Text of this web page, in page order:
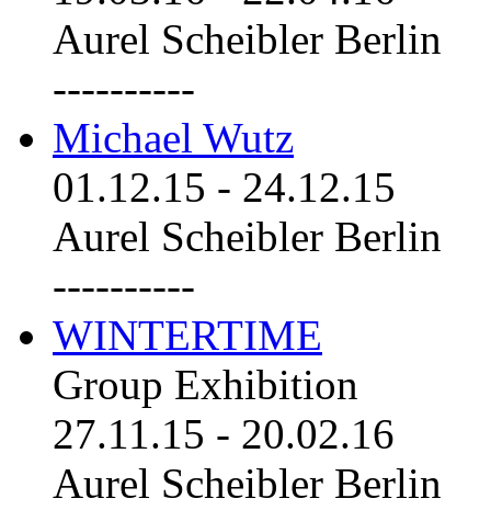
Aurel Scheibler Berlin
----------
Michael Wutz
01.12.15 - 24.12.15
Aurel Scheibler Berlin
----------
WINTERTIME
Group Exhibition
27.11.15 - 20.02.16
Aurel Scheibler Berlin